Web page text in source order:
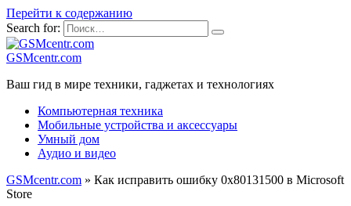
Перейти к содержанию
Search for:
GSMcentr.com
Ваш гид в мире техники, гаджетах и технологиях
Компьютерная техника
Мобильные устройства и аксессуары
Умный дом
Аудио и видео
GSMcentr.com » Как исправить ошибку 0x80131500 в Microsoft
Store